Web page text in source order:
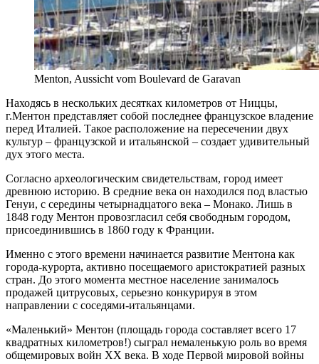
Menton, Aussicht vom Boulevard de Garavan
Находясь в нескольких десятках километров от Ниццы,
г.Ментон представляет собой последнее французское владение
перед Италией. Такое расположение на пересечении двух
культур – французской и итальянской – создает удивительный
дух этого места.
Согласно археологическим свидетельствам, город имеет
древнюю историю. В средние века он находился под властью
Генуи, с середины четырнадцатого века – Монако. Лишь в
1848 году Ментон провозгласил себя свободным городом,
присоединившись в 1860 году к Франции.
Именно с этого времени начинается развитие Ментона как
города-курорта, активно посещаемого аристократией разных
стран. До этого момента местное население занималось
продажей цитрусовых, серьезно конкурируя в этом
направлении с соседями-итальянцами.
«Маленький» Ментон (площадь города составляет всего 17
квадратных километров!) сыграл немаленькую роль во время
общемировых войн XX века. В ходе Первой мировой войны